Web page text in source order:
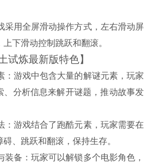
采用全屏滑动操作方式，左右滑动屏
下滑动控制跳跃和翻滚。
试炼最新版特色】
：游戏中包含大量的解谜元素，玩家
、分析信息来解开谜题，推动故事发
：游戏结合了跑酷元素，玩家需要在
、跳跃和翻滚，保持生存。
装备：玩家可以解锁多个电影角色，